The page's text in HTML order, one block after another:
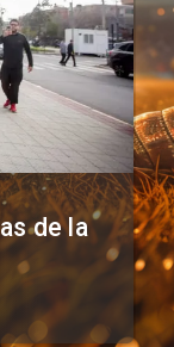
Colo